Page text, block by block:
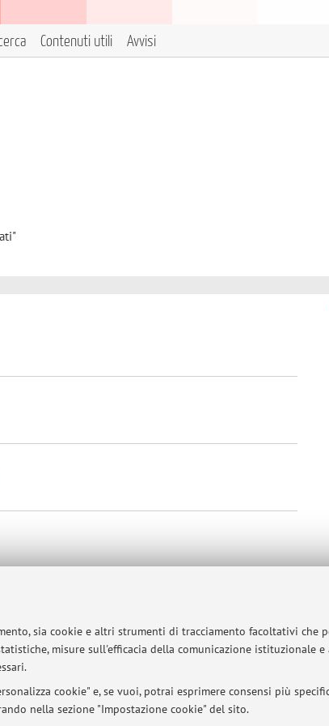
sia cookie e altri strumenti di tracciamento facoltativi che
misure sull'efficacia della comunicazione istituzionale
cookie" e, se vuoi, potrai esprimere consensi più
nella sezione "Impostazione cookie" del sito.
Contenuti utili Avvisi
Teams previa richiesta di appuntamento alla mail